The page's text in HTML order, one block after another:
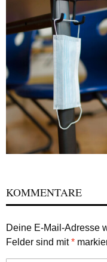
KOMMENTARE
Deine E-Mail-Adresse
Felder sind mit*